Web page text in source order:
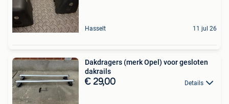
Hasselt 11 jul 26
Dakdragers (merk Opel) voor gesloten
dakrails
€ 29,00 Details